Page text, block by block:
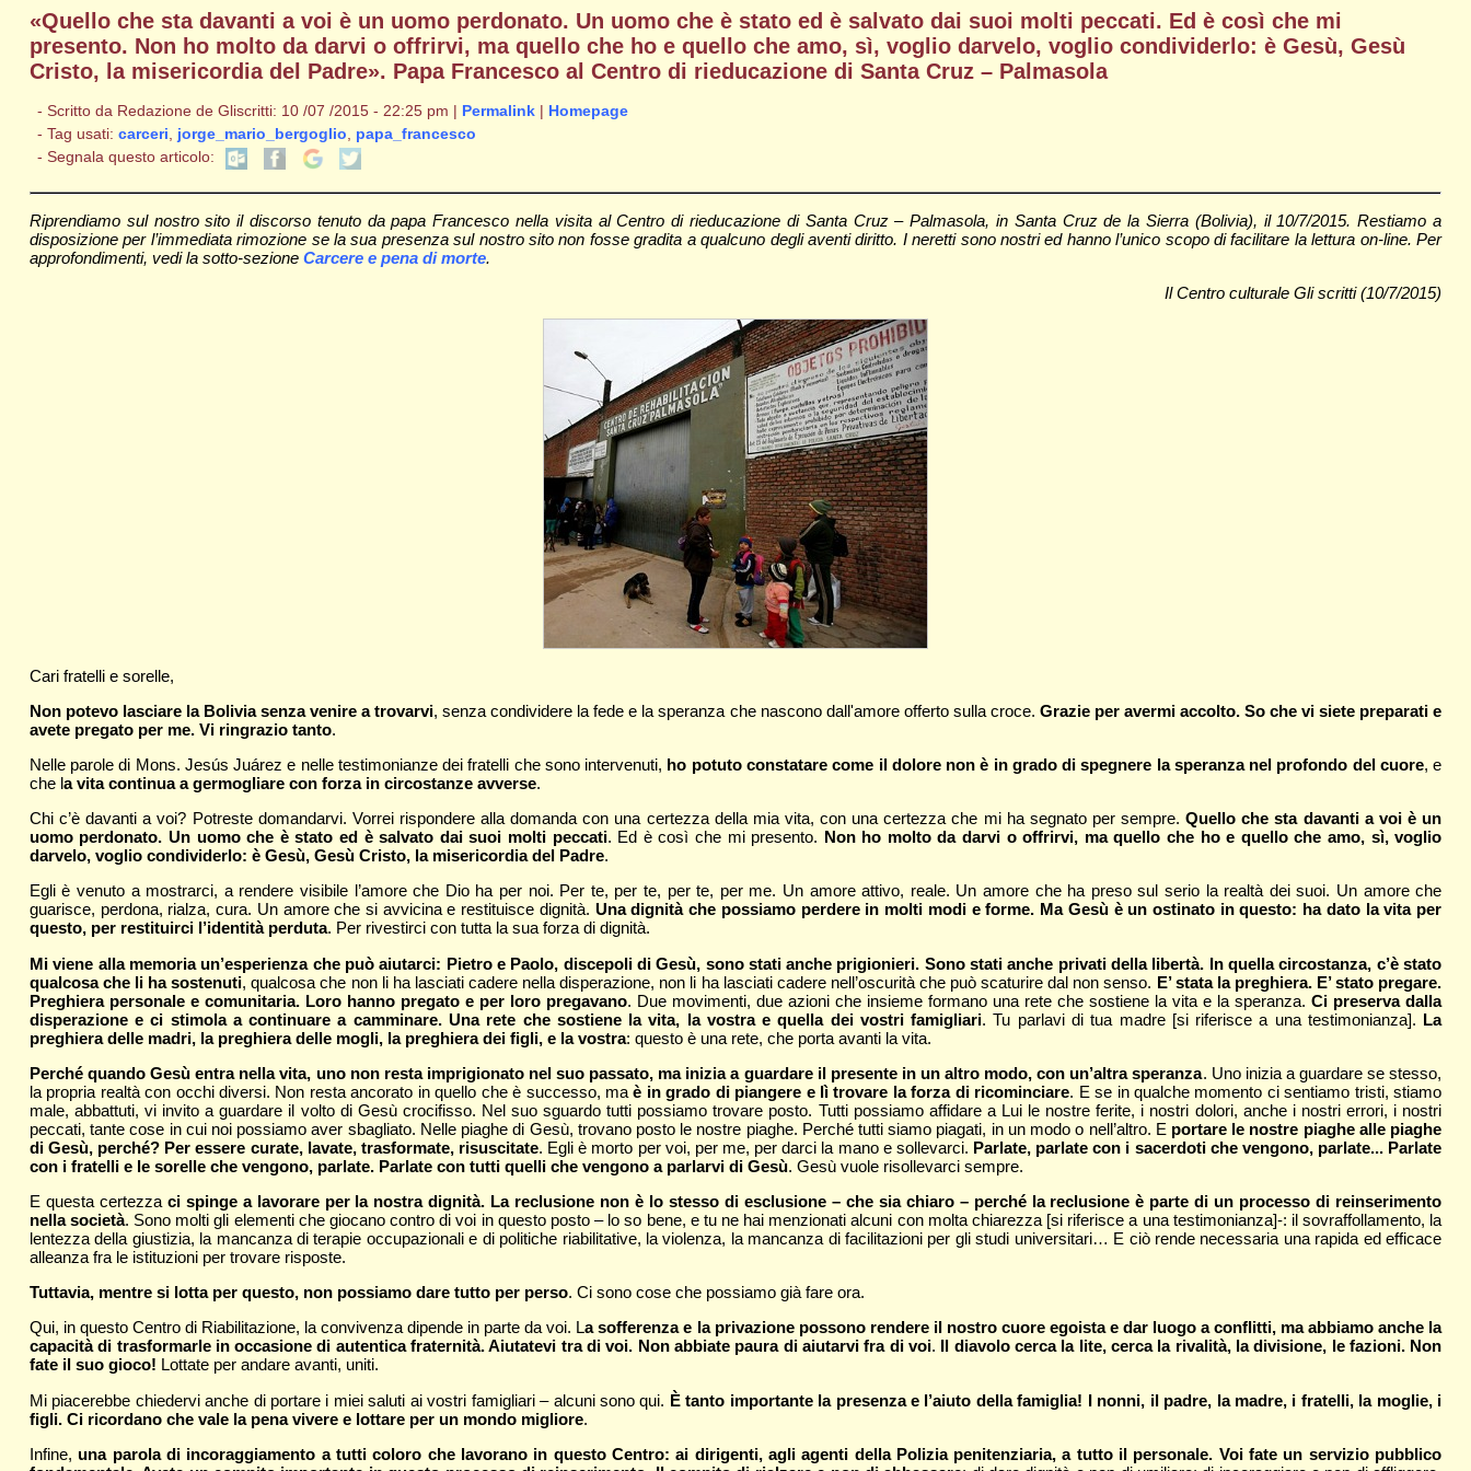
«Quello che sta davanti a voi è un uomo perdonato. Un uomo che è stato ed è salvato dai suoi molti peccati. Ed è così che mi
presento. Non ho molto da darvi o offrirvi, ma quello che ho e quello che amo, sì, voglio darvelo, voglio condividerlo: è Gesù, Gesù
Cristo, la misericordia del Padre». Papa Francesco al Centro di rieducazione di Santa Cruz – Palmasola
- Scritto da Redazione de Gliscritti: 10 /07 /2015 - 22:25 pm | Permalink| Homepage
- Tag usati: carceri jorge_mario_bergoglio
papa_francesco
- Segnala questo articolo:
Riprendiamo sul nostro sito il discorso tenuto da papa Francesco nella visita al Centro di rieducazione di Santa Cruz – Palmasola, in Santa Cruz de la Sierra (Bolivia), il 10/7/2015. Restiamo a
disposizione per l’immediata rimozione se la sua presenza sul nostro sito non fosse gradita a qualcuno degli aventi diritto. I neretti sono nostri ed hanno l’unico scopo di facilitare la lettura on-line. Per
approfondimenti, vedi la sotto-sezione Carcere e pena di morte.
Il Centro culturale Gli scritti (10/7/2015)
Cari fratelli e sorelle,
Non potevo lasciare la Bolivia senza venire a trovarvi, senza condividere la fede e la speranza che nascono dall'amore offerto sulla croce. Grazie per avermi accolto. So che vi siete preparati e
avete pregato per me. Vi ringrazio tanto.
Nelle parole di Mons. Jesús Juárez e nelle testimonianze dei fratelli che sono intervenuti, ho potuto constatare come il dolore non è in grado di spegnere la speranza nel profondo del cuore, e
che la vita continua a germogliare con forza in circostanze avverse.
Chi c’è davanti a voi? Potreste domandarvi. Vorrei rispondere alla domanda con una certezza della mia vita, con una certezza che mi ha segnato per sempre.Quello che sta davanti a voi è un
uomo perdonato. Un uomo che è stato ed è salvato dai suoi molti peccati. Ed è così che mi presento. Non ho molto da darvi o offrirvi, ma quello che ho e quello che amo, sì, voglio
darvelo, voglio condividerlo: è Gesù, Gesù Cristo, la misericordia del Padre.
Egli è venuto a mostrarci, a rendere visibile l’amore che Dio ha per noi. Per te, per te, per te, per me. Un amore attivo, reale. Un amore che ha preso sul serio la realtà dei suoi. Un amore che
guarisce, perdona, rialza, cura. Un amore che si avvicina e restituisce dignità. Una dignità che possiamo perdere in molti modi e forme. Ma Gesù è un ostinato in questo: ha dato la vita per
questo, per restituirci l’identità perduta. Per rivestirci con tutta la sua forza di dignità.
Mi viene alla memoria un’esperienza che può aiutarci: Pietro e Paolo, discepoli di Gesù, sono stati anche prigionieri. Sono stati anche privati della libertà. In quella circostanza, c’è stato
qualcosa che li ha sostenuti, qualcosa che non li ha lasciati cadere nella disperazione, non li ha lasciati cadere nell’oscurità che può scaturire dal non senso. E’ stata la preghiera. E’ stato pregare.
Preghiera personale e comunitaria. Loro hanno pregato e per loro pregavano. Due movimenti, due azioni che insieme formano una rete che sostiene la vita e la speranza.Ci preserva dalla
disperazione e ci stimola a continuare a camminare. Una rete che sostiene la vita, la vostra e quella dei vostri famigliari. Tu parlavi di tua madre [si riferisce a una testimonianza]. La
preghiera delle madri, la preghiera delle mogli, la preghiera dei figli, e la vostra: questo è una rete, che porta avanti la vita.
Perché quando Gesù entra nella vita, uno non resta imprigionato nel suo passato, ma inizia a guardare il presente in un altro modo, con un’altra speranza. Uno inizia a guardare se stesso,
la propria realtà con occhi diversi. Non resta ancorato in quello che è successo, maè in grado di piangere e lì trovare la forza di ricominciare. E se in qualche momento ci sentiamo tristi, stiamo
male, abbattuti, vi invito a guardare il volto di Gesù crocifisso. Nel suo sguardo tutti possiamo trovare posto. Tutti possiamo affidare a Lui le nostre ferite, i nostri dolori, anche i nostri errori, i nostri
peccati, tante cose in cui noi possiamo aver sbagliato. Nelle piaghe di Gesù, trovano posto le nostre piaghe. Perché tutti siamo piagati, in un modo o nell’altro. E portare le nostre piaghe alle piaghe
di Gesù, perché? Per essere curate, lavate, trasformate, risuscitate. Egli è morto per voi, per me, per darci la mano e sollevarci. Parlate, parlate con i sacerdoti che vengono, parlate... Parlate
con i fratelli e le sorelle che vengono, parlate. Parlate con tutti quelli che vengono a parlarvi di Gesù. Gesù vuole risollevarci sempre.
E questa certezza ci spinge a lavorare per la nostra dignità. La reclusione non è lo stesso di esclusione – che sia chiaro – perché la reclusione è parte di un processo di reinserimento
nella società. Sono molti gli elementi che giocano contro di voi in questo posto – lo so bene, e tu ne hai menzionati alcuni con molta chiarezza [si riferisce a una testimonianza]-: il sovraffollamento, la
lentezza della giustizia, la mancanza di terapie occupazionali e di politiche riabilitative, la violenza, la mancanza di facilitazioni per gli studi universitari… E ciò rende necessaria una rapida ed efficace
alleanza fra le istituzioni per trovare risposte.
Tuttavia, mentre si lotta per questo, non possiamo dare tutto per perso. Ci sono cose che possiamo già fare ora.
Qui, in questo Centro di Riabilitazione, la convivenza dipende in parte da voi. La sofferenza e la privazione possono rendere il nostro cuore egoista e dar luogo a conflitti, ma abbiamo anche la
capacità di trasformarle in occasione di autentica fraternità. Aiutatevi tra di voi. Non abbiate paura di aiutarvi fra di voi. Il diavolo cerca la lite, cerca la rivalità, la divisione, le fazioni. Non
fate il suo gioco! Lottate per andare avanti, uniti.
Mi piacerebbe chiedervi anche di portare i miei saluti ai vostri famigliari – alcuni sono qui. È tanto importante la presenza e l’aiuto della famiglia! I nonni, il padre, la madre, i fratelli, la moglie, i
figli. Ci ricordano che vale la pena vivere e lottare per un mondo migliore.
Infine, una parola di incoraggiamento a tutti coloro che lavorano in questo Centro: ai dirigenti, agli agenti della Polizia penitenziaria, a tutto il personale. Voi fate un servizio pubblico